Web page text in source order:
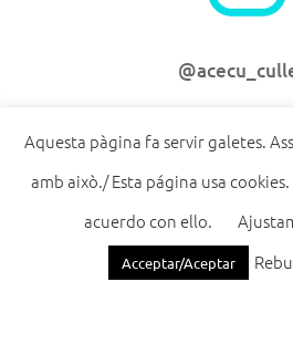
Aquesta pàgina fa servir galetes.
amb això./ Esta página usa
acuerdo con ello.
Acceptar/Aceptar